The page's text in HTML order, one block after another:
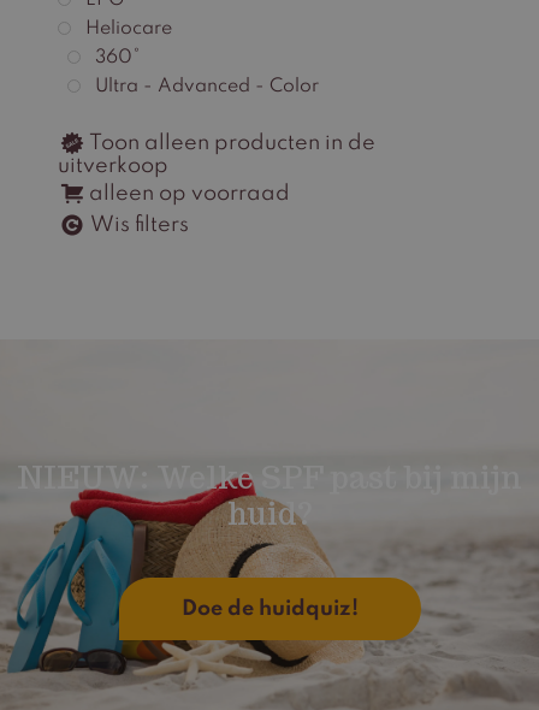
Heliocare
360°
Ultra - Advanced - Color
Toon alleen producten in de
uitverkoop
alleen op voorraad
Wis filters
NIEUW: Welke SPF past bij mijn
huid?
Doe de huidquiz!